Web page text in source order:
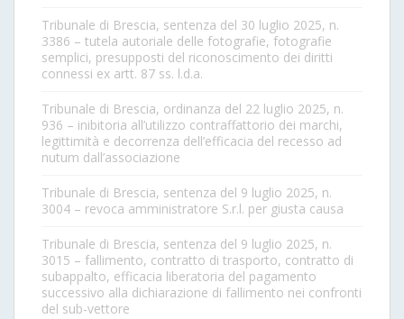
Tribunale di Brescia, sentenza del 30 luglio 2025, n.
3386 – tutela autoriale delle fotografie, fotografie
semplici, presupposti del riconoscimento dei diritti
connessi ex artt. 87 ss. l.d.a.
Tribunale di Brescia, ordinanza del 22 luglio 2025, n.
936 – inibitoria all’utilizzo contraffattorio dei marchi,
legittimità e decorrenza dell’efficacia del recesso ad
nutum dall’associazione
Tribunale di Brescia, sentenza del 9 luglio 2025, n.
3004 – revoca amministratore S.r.l. per giusta causa
Tribunale di Brescia, sentenza del 9 luglio 2025, n.
3015 – fallimento, contratto di trasporto, contratto di
subappalto, efficacia liberatoria del pagamento
successivo alla dichiarazione di fallimento nei confronti
del sub-vettore